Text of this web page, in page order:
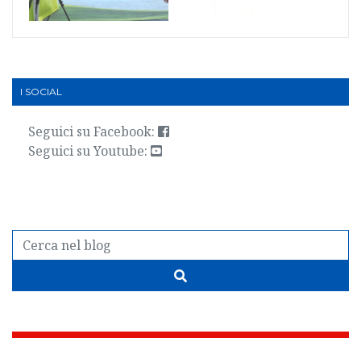
I SOCIAL
Seguici su Facebook:
Seguici su Youtube: